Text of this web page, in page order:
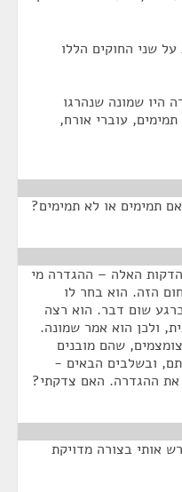
שני החוקים הללו
היו שמונה שנהרגו
עוברי אורח,
תמימים או לא תמימים?
האלה – ההגדרה מי
הזה. הוא בחר לו
שום דבר. הוא רצה
ולכן הוא אמר שמונה.
שהם מובנים
ובשלבים הבאים -
את ההגדרה. האם צדקתי?
אותי בצורה מדויקת